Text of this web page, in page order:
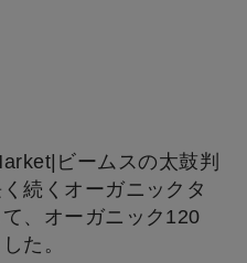
ビームスの太鼓判
続くオーガニックタ
、オーガニック120
た。